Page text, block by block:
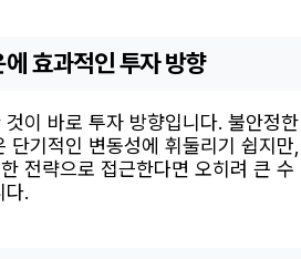
효과적인 투자 방향
이 바로 투자 방향입니다. 불안정한
단기적인 변동성에 휘둘리기 쉽지만,
전략으로 접근한다면 오히려 큰 수
다.